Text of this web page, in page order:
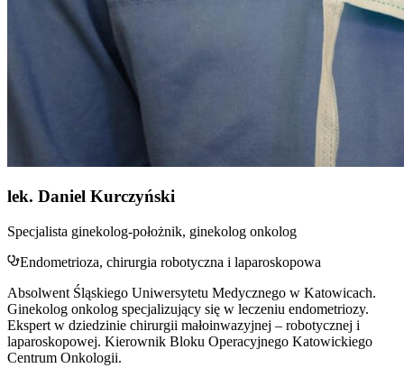
lek. Daniel Kurczyński
Specjalista ginekolog-położnik, ginekolog onkolog
Endometrioza, chirurgia robotyczna i laparoskopowa
Absolwent Śląskiego Uniwersytetu Medycznego w Katowicach.
Ginekolog onkolog specjalizujący się w leczeniu endometriozy.
Ekspert w dziedzinie chirurgii małoinwazyjnej – robotycznej i
laparoskopowej. Kierownik Bloku Operacyjnego Katowickiego
Centrum Onkologii.